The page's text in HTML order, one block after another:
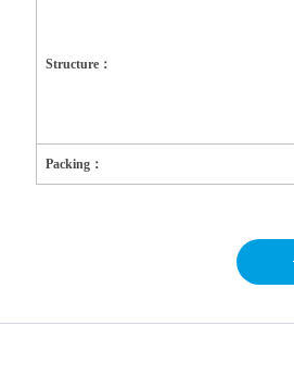
Structure：
Packing：